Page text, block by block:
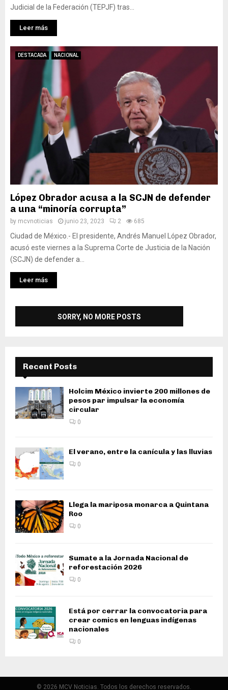
Judicial de la Federación (TEPJF) tras...
Leer más
DESTACADA NACIONAL
López Obrador acusa a la SCJN de defender
a una “minoría corrupta”
by mcvnoticias junio 23, 2023 2 685
Ciudad de México.- El presidente, Andrés Manuel López Obrador,
acusó este viernes a la Suprema Corte de Justicia de la Nación
(SCJN) de defender a...
Leer más
Recent Posts
pesos par impulsar la economía
circular
El verano, entre la canícula y las lluvias
0
Llega la mariposa monarca a Quintana
reforestación 2026
crear comics en lenguas indígenas